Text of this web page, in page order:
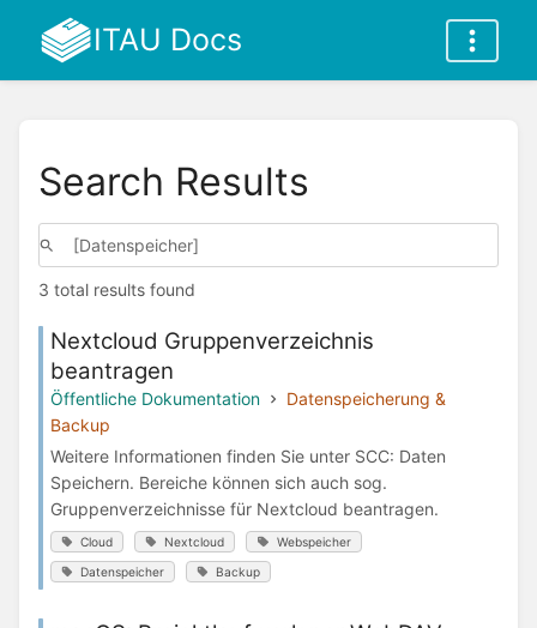
ITAU Docs
Search Results
3 total results found
Nextcloud Gruppenverzeichnis
beantragen
Öffentliche Dokumentation
Datenspeicherung &
Backup
Weitere Informationen finden Sie unter SCC: Daten
Speichern. Bereiche können sich auch sog.
Gruppenverzeichnisse für Nextcloud beantragen.
Cloud Nextcloud Webspeicher
Datenspeicher Backup